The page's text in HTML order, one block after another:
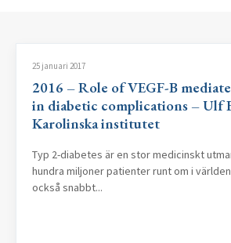
25 januari 2017
2016 – Role of VEGF-B
in diabetic complications – Ulf
Karolinska institutet
Typ 2-diabetes är en stor medicinskt
hundra miljoner patienter runt om i
också snabbt...